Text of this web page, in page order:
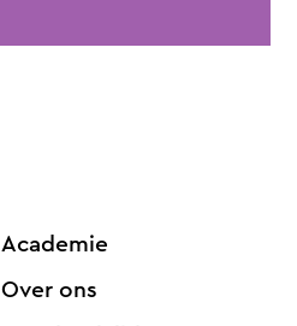
Academie
Over ons